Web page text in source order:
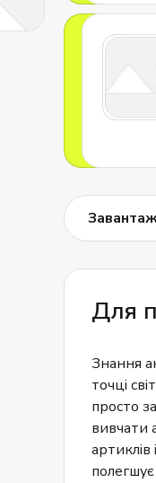
Для
Знання
точці
просто
вивчати
артиклів